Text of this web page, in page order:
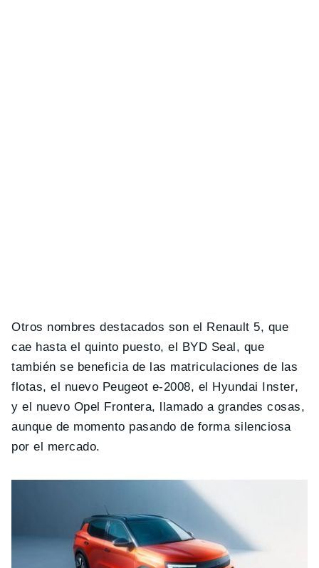
Otros nombres destacados son el Renault 5, que
cae hasta el quinto puesto, el BYD Seal, que
también se beneficia de las matriculaciones de las
flotas, el nuevo Peugeot e-2008, el Hyundai Inster,
y el nuevo Opel Frontera, llamado a grandes cosas,
aunque de momento pasando de forma silenciosa
por el mercado.